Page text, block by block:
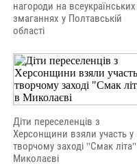
нагороди на всеукраїнських
змаганнях у Полтавській
області
Діти переселенців з
Херсонщини взяли участь у
творчому заході "Смак
Миколаєві